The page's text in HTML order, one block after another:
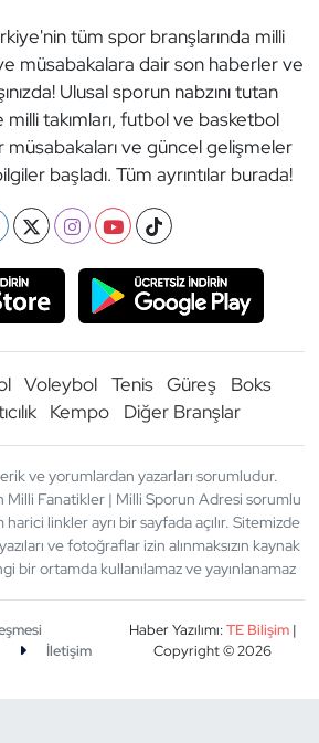
tüm spor branşlarında milli
müsabakalara dair son haberler ve
Ulusal sporun nabzını tutan
takımları, futbol ve basketbol
müsabakaları ve güncel gelişmeler
başladı. Tüm ayrıntılar burada!
Voleybol Tenis Güreş
Boks
Kempo Diğer Branşlar
ve yorumlardan yazarları sorumludur.
Milli Fanatikler | Milli Sporun Adresi sorumlu
linkler ayrı bir sayfada açılır. Sitemizde
ve fotoğraflar izin alınmaksızın kaynak
bir ortamda kullanılamaz ve yayınlanamaz
İletişim
Haber Yazılımı:TE Bilişim|
Copyright © 2026